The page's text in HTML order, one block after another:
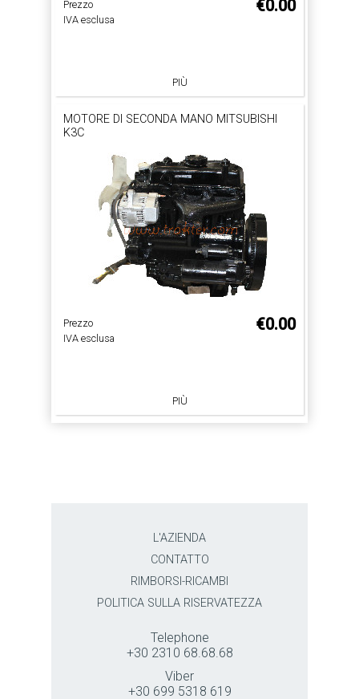
Prezzo
IVA esclusa
€0.00
PIÙ
MOTORE DI SECONDA MANO MITSUBISHI
K3C
Prezzo
IVA esclusa
€0.00
PIÙ
L'AZIENDA
CONTATTO
RIMBORSI-RICAMBI
POLITICA SULLA RISERVATEZZA
Telephone
+30 2310 68.68.68
Viber
+30 699 5318 619